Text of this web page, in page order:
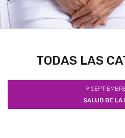
TODAS LAS
9
SALUD DE LA